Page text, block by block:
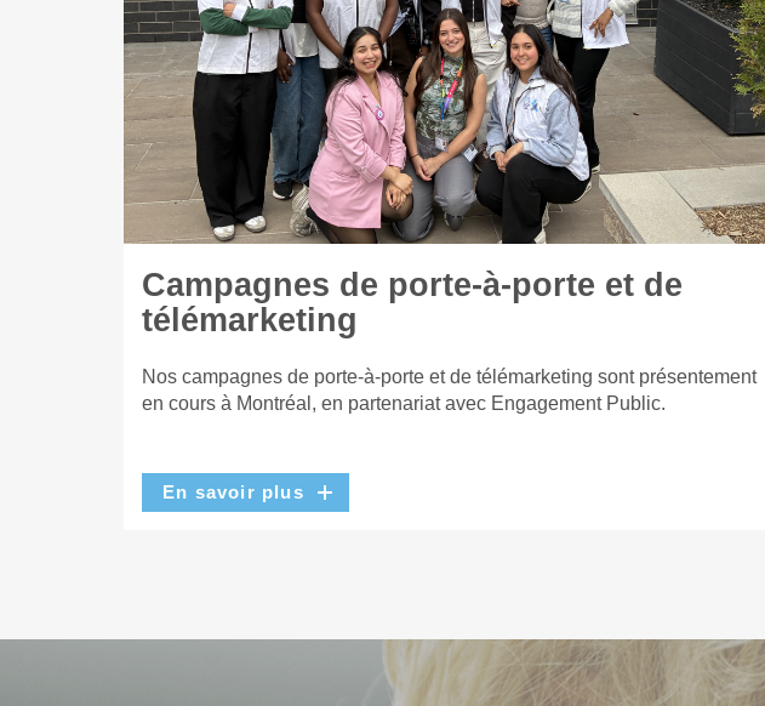
Campagnes de porte-à-porte et de
télémarketing
Nos campagnes de porte-à-porte et de télémarketing sont présentement
en cours à Montréal, en partenariat avec Engagement Public.
En savoir plus